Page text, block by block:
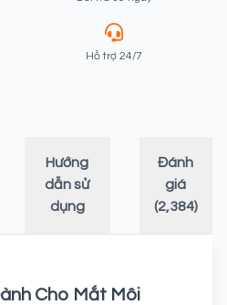
Hỗ trợ 24/7
Hướng
dẫn sử
dụng
Đánh
giá
(2,384)
Cho Mắt Môi